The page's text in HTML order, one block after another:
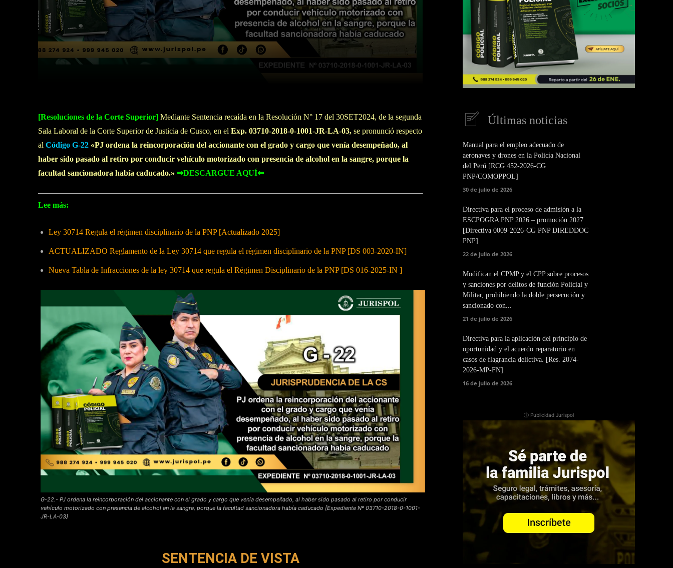
WhatsApp Linkedin
[Resoluciones de la Corte Superior] Mediante Sentencia recaída en la Resolución N° 17 del 30SET2024, de la segunda
Sala Laboral de la Corte Superior de Justicia de Cusco, en el Exp. 03710-2018-0-1001-JR-LA-03, se pronunció respecto
al Código G-22 «PJ ordena la reincorporación del accionante con el grado y cargo que venía desempeñado, al
haber sido pasado al retiro por conducir vehículo motorizado con presencia de alcohol en la sangre, porque la
facultad sancionadora había caducado.» ⇒DESCARGUE AQUÍ⇐
Lee más:
Ley 30714 Regula el régimen disciplinario de la PNP [Actualizado 2025]
ACTUALIZADO Reglamento de la Ley 30714 que regula el régimen disciplinario de la PNP [DS 003-2020-IN]
Nueva Tabla de Infracciones de la ley 30714 que regula el Régimen Disciplinario de la PNP [DS 016-2025-IN ]
G-22.- PJ ordena la reincorporación del accionante con el grado y cargo que venía desempeñado, al haber sido pasado al retiro por conducir
vehículo motorizado con presencia de alcohol en la sangre, porque la facultad sancionadora había caducado [Expediente Nº 03710-2018-0-1001-
JR-LA-03]
SENTENCIA DE VISTA
Últimas noticias
Manual para el empleo adecuado de
aeronaves y drones en la Policía Nacional
del Perú [RCG 452-2026-CG
PNP/COMOPPOL]
30 de julio de 2026
Directiva para el proceso de admisión a la
ESCPOGRA PNP 2026 – promoción 2027
[Directiva 0009-2026-CG PNP DIREDDOC
PNP]
22 de julio de 2026
Modifican el CPMP y el CPP sobre procesos
y sanciones por delitos de función Policial y
Militar, prohibiendo la doble persecución y
sancionado con...
21 de julio de 2026
Directiva para la aplicación del principio de
oportunidad y el acuerdo reparatorio en
casos de flagrancia delictiva. [Res. 2074-
2026-MP-FN]
16 de julio de 2026
ⓘ Publicidad Jurispol